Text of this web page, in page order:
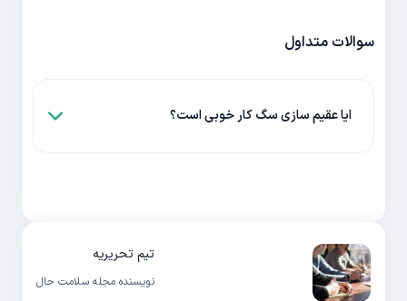
سوالات متداول
ایا عقیم سازی سگ کار خوبی است؟
تیم تحریریه
نویسنده مجله سلامت حال